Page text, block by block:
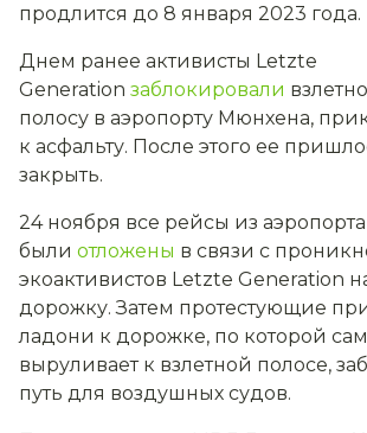
продлится до 8 января 2023 года.
Днем ранее активисты Letzte
Generation заблокировали
полосу в аэропорту Мюнхена,
к асфальту. После этого ее
закрыть.
24 ноября все рейсы из
были отложены в связи с
экоактивистов Letzte Generation
дорожку. Затем протестующие
ладони к дорожке, по которой
выруливает к взлетной полосе,
путь для воздушных судов.